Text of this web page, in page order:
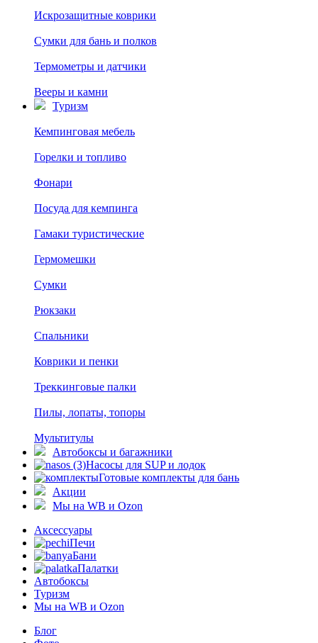
Искрозащитные коврики
Сумки для бань и полков
Термометры и датчики
Вееры и камни
Туризм
Кемпинговая мебель
Горелки и топливо
Фонари
Посуда для кемпинга
Гамаки туристические
Гермомешки
Сумки
Рюкзаки
Спальники
Коврики и пенки
Треккинговые палки
Пилы, лопаты, топоры
Мультитулы
Автобоксы и багажники
Насосы для SUP и лодок
Готовые комплекты для бань
Акции
Мы на WB и Ozon
Аксессуары
Печи
Бани
Палатки
Автобоксы
Туризм
Мы на WB и Ozon
Блог